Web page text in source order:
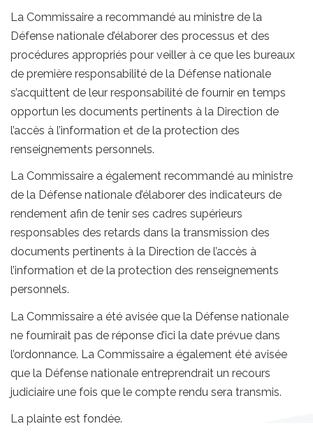
La Commissaire a recommandé au ministre de la
Défense nationale d’élaborer des processus et des
procédures appropriés pour veiller à ce que les bureaux
de première responsabilité de la Défense nationale
s’acquittent de leur responsabilité de fournir en temps
opportun les documents pertinents à la Direction de
l’accès à l’information et de la protection des
renseignements personnels.
La Commissaire a également recommandé au ministre
de la Défense nationale d’élaborer des indicateurs de
rendement afin de tenir ses cadres supérieurs
responsables des retards dans la transmission des
documents pertinents à la Direction de l’accès à
l’information et de la protection des renseignements
personnels.
La Commissaire a été avisée que la Défense nationale
ne fournirait pas de réponse d’ici la date prévue dans
l’ordonnance. La Commissaire a également été avisée
que la Défense nationale entreprendrait un recours
judiciaire une fois que le compte rendu sera transmis.
La plainte est fondée.